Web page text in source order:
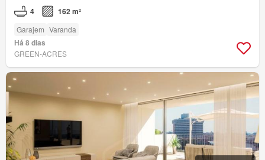
4 162 m²
Garajem Varanda
Há 8 dias
GREEN-ACRES